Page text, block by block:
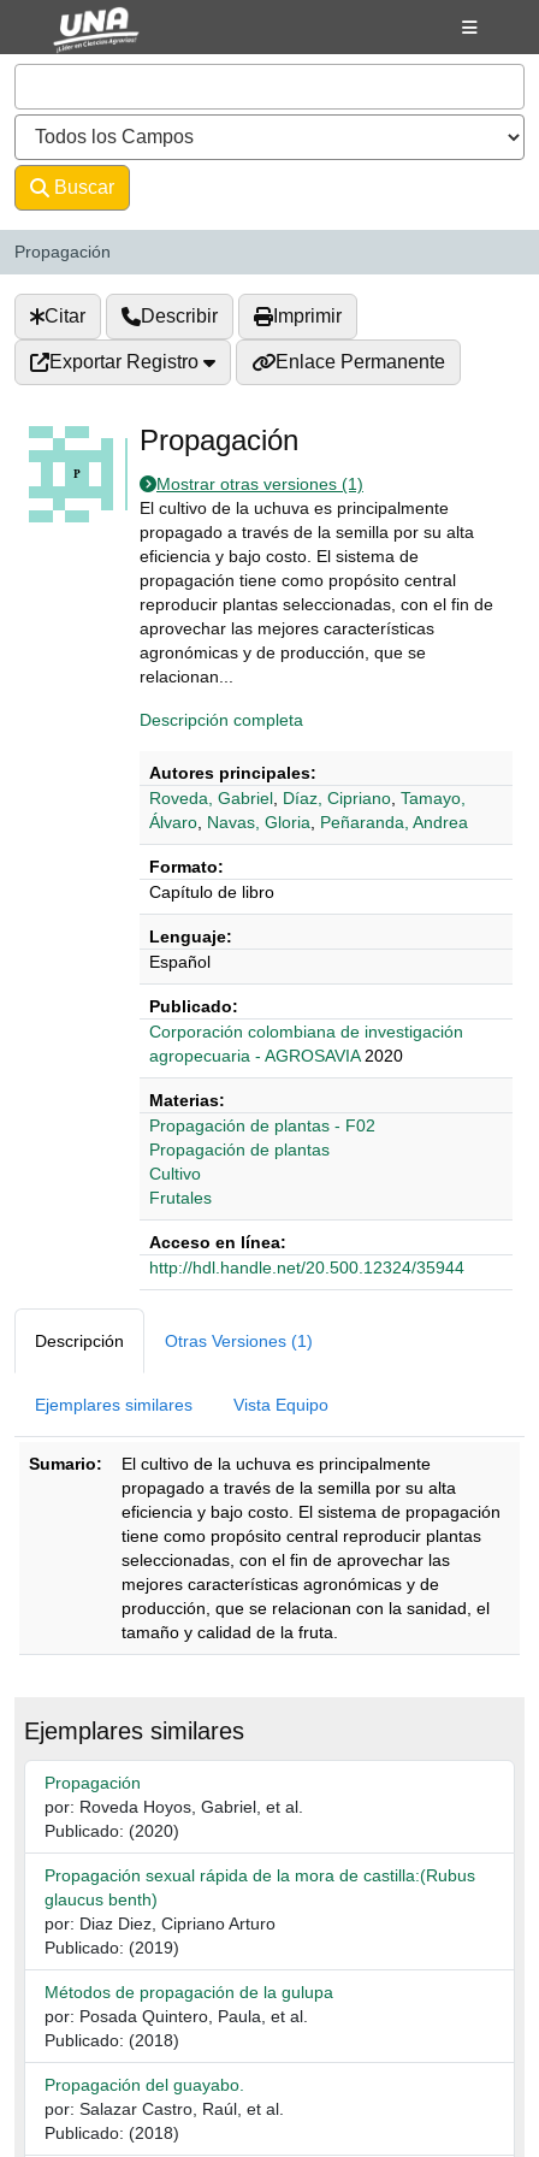
Saltar al contenido
VuFind
Buscar
Propagación
Citar Describir Imprimir
Exportar Registro Enlace Permanente
Propagación
Mostrar otras versiones (1)
El cultivo de la uchuva es principalmente
propagado a través de la semilla por su alta
eficiencia y bajo costo. El sistema de
propagación tiene como propósito central
reproducir plantas seleccionadas, con el fin de
aprovechar las mejores características
agronómicas y de producción, que se
relacionan...
Descripción completa
Autores principales:
Roveda, Gabriel, Díaz, Cipriano, Tamayo,
Álvaro, Navas, Gloria, Peñaranda, Andrea
Formato:
Capítulo de libro
Lenguaje:
Español
Publicado:
‎‎Corporación colombiana de investigación
agropecuaria - AGROSAVIA 2020
Materias:
Propagación de plantas - F02
Propagación de plantas
Cultivo
Frutales
Acceso en línea:
http://hdl.handle.net/20.500.12324/35944
Descripción Otras Versiones (1)
Ejemplares similares Vista Equipo
Sumario:
El cultivo de la uchuva es principalmente
propagado a través de la semilla por su alta
eficiencia y bajo costo. El sistema de propagación
tiene como propósito central reproducir plantas
seleccionadas, con el fin de aprovechar las
mejores características agronómicas y de
producción, que se relacionan con la sanidad, el
tamaño y calidad de la fruta.
Ejemplares similares
Propagación
por: Roveda Hoyos, Gabriel, et al.
Publicado: (2020)
Propagación sexual rápida de la mora de castilla:(Rubus
glaucus benth)
por: Diaz Diez, Cipriano Arturo
Publicado: (2019)
Métodos de propagación de la gulupa
por: Posada Quintero, Paula, et al.
Publicado: (2018)
Propagación del guayabo.
por: Salazar Castro, Raúl, et al.
Publicado: (2018)